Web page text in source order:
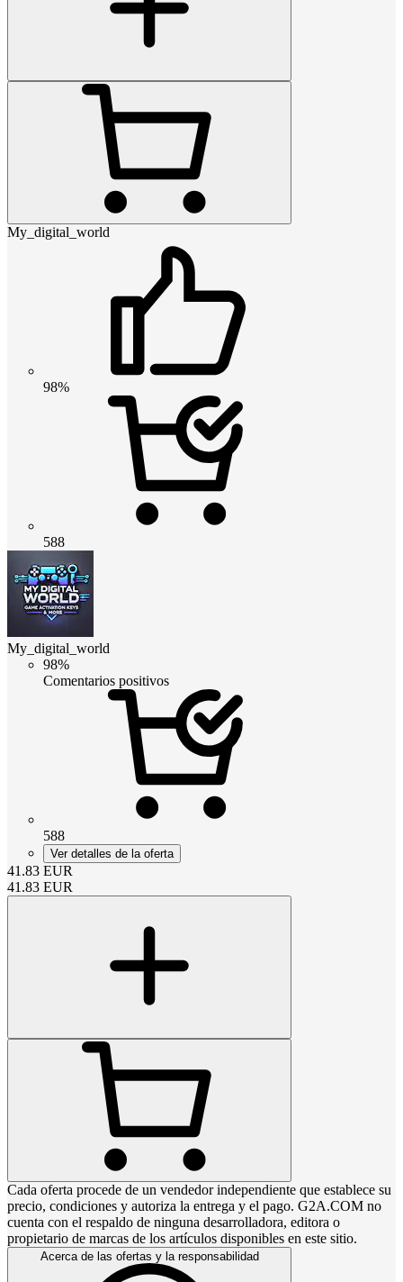
My_digital_world
98%
588
My_digital_world
98%
Comentarios positivos
588
Ver detalles de la oferta
41.83 EUR
41.83 EUR
Cada oferta procede de un vendedor independiente que establece su
precio, condiciones y autoriza la entrega y el pago. G2A.COM no
cuenta con el respaldo de ninguna desarrolladora, editora o
propietario de marcas de los artículos disponibles en este sitio.
Acerca de las ofertas y la responsabilidad